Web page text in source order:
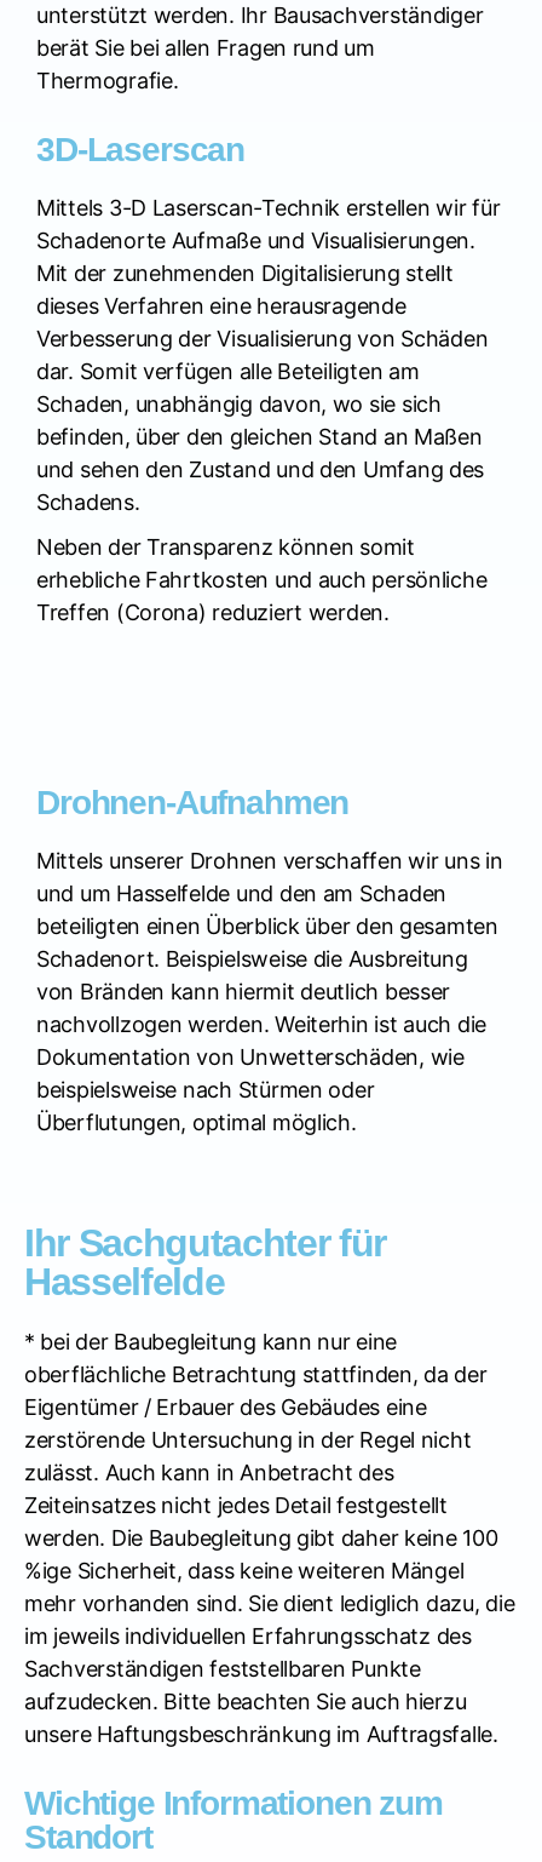
unterstützt werden. Ihr Bausachverständiger
berät Sie bei allen Fragen rund um
Thermografie.
3D-Laserscan
Mittels 3-D Laserscan-Technik erstellen wir für
Schadenorte Aufmaße und Visualisierungen.
Mit der zunehmenden Digitalisierung stellt
dieses Verfahren eine herausragende
Verbesserung der Visualisierung von Schäden
dar. Somit verfügen alle Beteiligten am
Schaden, unabhängig davon, wo sie sich
befinden, über den gleichen Stand an Maßen
und sehen den Zustand und den Umfang des
Schadens.
Neben der Transparenz können somit
erhebliche Fahrtkosten und auch persönliche
Treffen (Corona) reduziert werden.
Drohnen-Aufnahmen
Mittels unserer Drohnen verschaffen wir uns in
und um Hasselfelde und den am Schaden
beteiligten einen Überblick über den gesamten
Schadenort. Beispielsweise die Ausbreitung
von Bränden kann hiermit deutlich besser
nachvollzogen werden. Weiterhin ist auch die
Dokumentation von Unwetterschäden, wie
beispielsweise nach Stürmen oder
Überflutungen, optimal möglich.
Ihr Sachgutachter für
Hasselfelde
* bei der Baubegleitung kann nur eine
oberflächliche Betrachtung stattfinden, da der
Eigentümer / Erbauer des Gebäudes eine
zerstörende Untersuchung in der Regel nicht
zulässt. Auch kann in Anbetracht des
Zeiteinsatzes nicht jedes Detail festgestellt
werden. Die Baubegleitung gibt daher keine 100
%ige Sicherheit, dass keine weiteren Mängel
mehr vorhanden sind. Sie dient lediglich dazu, die
im jeweils individuellen Erfahrungsschatz des
Sachverständigen feststellbaren Punkte
aufzudecken. Bitte beachten Sie auch hierzu
unsere Haftungsbeschränkung im Auftragsfalle.
Wichtige Informationen zum
Standort